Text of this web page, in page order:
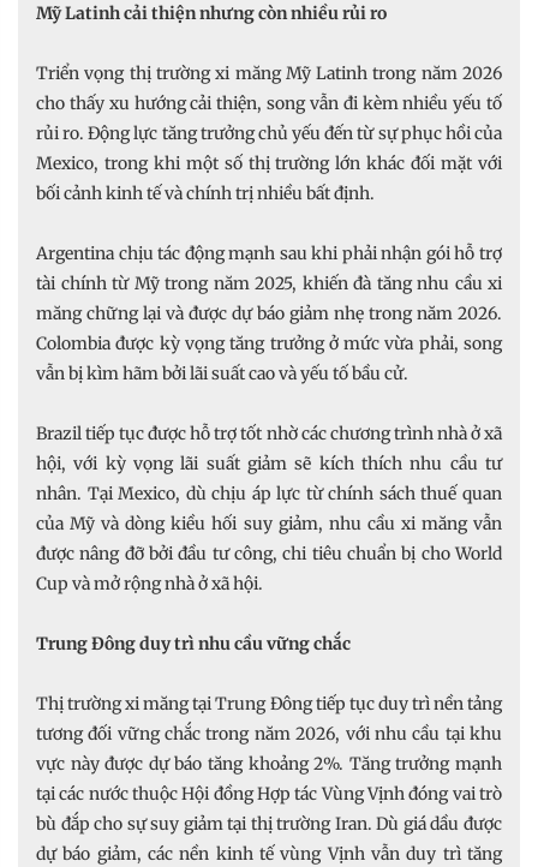
Mỹ Latinh cải thiện nhưng còn nhiều rủi ro
Triển vọng thị trường xi măng Mỹ Latinh trong năm 2026
cho thấy xu hướng cải thiện, song vẫn đi kèm nhiều yếu tố
rủi ro. Động lực tăng trưởng chủ yếu đến từ sự phục hồi của
Mexico, trong khi một số thị trường lớn khác đối mặt với
bối cảnh kinh tế và chính trị nhiều bất định.
Argentina chịu tác động mạnh sau khi phải nhận gói hỗ trợ
tài chính từ Mỹ trong năm 2025, khiến đà tăng nhu cầu xi
măng chững lại và được dự báo giảm nhẹ trong năm 2026.
Colombia được kỳ vọng tăng trưởng ở mức vừa phải, song
vẫn bị kìm hãm bởi lãi suất cao và yếu tố bầu cử.
Brazil tiếp tục được hỗ trợ tốt nhờ các chương trình nhà ở xã
hội, với kỳ vọng lãi suất giảm sẽ kích thích nhu cầu tư
nhân. Tại Mexico, dù chịu áp lực từ chính sách thuế quan
của Mỹ và dòng kiều hối suy giảm, nhu cầu xi măng vẫn
được nâng đỡ bởi đầu tư công, chi tiêu chuẩn bị cho World
Cup và mở rộng nhà ở xã hội.
Trung Đông duy trì nhu cầu vững chắc
Thị trường xi măng tại Trung Đông tiếp tục duy trì nền tảng
tương đối vững chắc trong năm 2026, với nhu cầu tại khu
vực này được dự báo tăng khoảng 2%. Tăng trưởng mạnh
tại các nước thuộc Hội đồng Hợp tác Vùng Vịnh đóng vai trò
bù đắp cho sự suy giảm tại thị trường Iran. Dù giá dầu được
dự báo giảm, các nền kinh tế vùng Vịnh vẫn duy trì tăng